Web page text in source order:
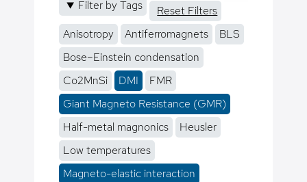
Filter by Tags
Reset Filters
Anisotropy
Antiferromagnets
BLS
Bose–Einstein condensation
Co2MnSi
DMI
FMR
Giant Magneto Resistance (GMR)
Half-metal magnonics
Heusler
Low temperatures
Magneto-elastic interaction